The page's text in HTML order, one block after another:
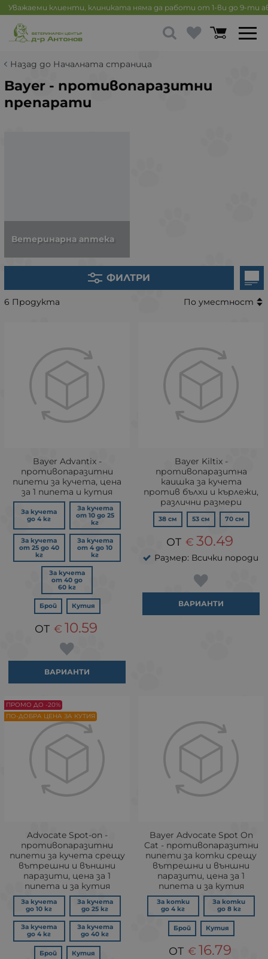
Уважаеми клиенти, клиниката няма да работи от 1-ви до 9-ти
Назад до Началната страница
Bayer - противопаразитни
препарати
Ветеринарна аптека
ФИЛТРИ
6 Продукта По уместност
Bayer Advantix -
противопаразитни
пипети за кучета, цена
за 1 пипета и кутия
За кучета
до 4 кг
За кучета
от 10 до 25
кг
За кучета
от 25 до 40
кг
За кучета
от 4 до 10
кг
За кучета
от 40 до
60 кг
Брой Кутия
10.59
€
ВАРИАНТИ
Bayer Kiltix -
противопаразитна
каишка за кучета
против бълхи и кърлежи,
различни размери
38 см 53 см 70 см
30.49
€
Размер: Всички породи
ВАРИАНТИ
Advocate Spot-on -
противопаразитни
пипети за кучета срещу
вътрешни и външни
паразити, цена за 1
пипета и за кутия
За кучета
до 10 кг
За кучета
до 25 кг
За кучета
до 4 кг
За кучета
до 40 кг
Брой Кутия
ПРОМО ДО -20%
ПО-ДОБРА ЦЕНА ЗА КУТИЯ
Bayer Advocate Spot On
Cat - противопаразитни
пипети за котки срещу
вътрешни и външни
паразити, цена за 1
пипета и за кутия
За котки
до 4 кг
За котки
до 8 кг
Брой Кутия
16.79
€